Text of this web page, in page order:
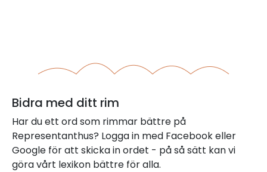
Bidra med ditt rim
Har du ett ord som rimmar bättre på
Representanthus? Logga in med Facebook eller
Google för att skicka in ordet - på så sätt kan vi
göra vårt lexikon bättre för alla.